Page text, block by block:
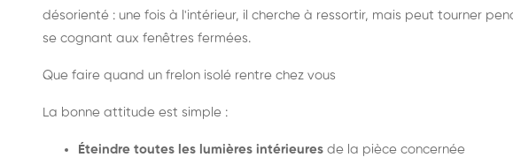
désorienté : une fois à l'intérieur, il cherche à ressortir, mais peut tourner
se cognant aux fenêtres fermées.
Que faire quand un frelon isolé rentre chez vous
La bonne attitude est simple :
Éteindre toutes les lumières intérieures de la pièce concernée